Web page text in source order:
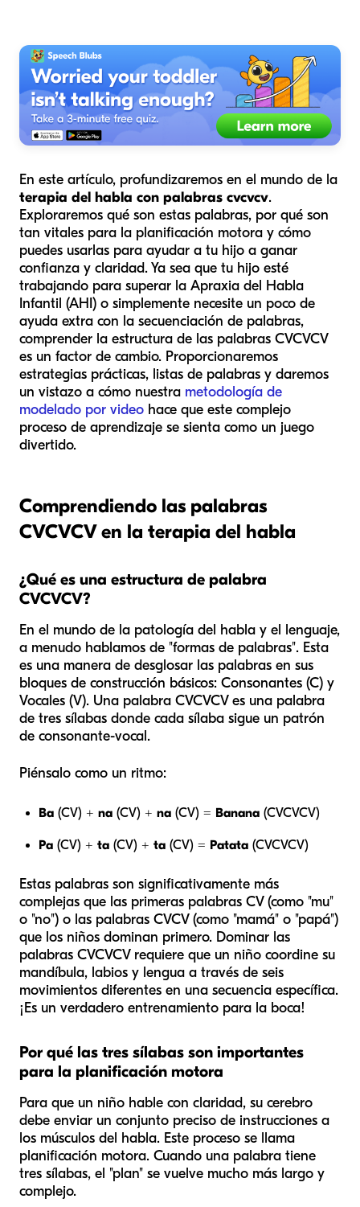
En este artículo, profundizaremos en el mundo de la
terapia del habla con palabras cvcvcv.
Exploraremos qué son estas palabras, por qué son
tan vitales para la planificación motora y cómo
puedes usarlas para ayudar a tu hijo a ganar
confianza y claridad. Ya sea que tu hijo esté
trabajando para superar la Apraxia del Habla
Infantil (AHI) o simplemente necesite un poco de
ayuda extra con la secuenciación de palabras,
comprender la estructura de las palabras CVCVCV
es un factor de cambio. Proporcionaremos
estrategias prácticas, listas de palabras y daremos
un vistazo a cómo nuestra metodología de
modelado por video hace que este complejo
proceso de aprendizaje se sienta como un juego
divertido.
Comprendiendo las palabras
CVCVCV en la terapia del habla
¿Qué es una estructura de palabra
CVCVCV?
En el mundo de la patología del habla y el lenguaje,
a menudo hablamos de "formas de palabras". Esta
es una manera de desglosar las palabras en sus
bloques de construcción básicos: Consonantes (C) y
Vocales (V). Una palabra CVCVCV es una palabra
de tres sílabas donde cada sílaba sigue un patrón
de consonante-vocal.
Piénsalo como un ritmo:
Ba (CV) + na (CV) + na (CV) = Banana (CVCVCV)
Pa (CV) + ta (CV) + ta (CV) = Patata (CVCVCV)
Estas palabras son significativamente más
complejas que las primeras palabras CV (como "mu"
o "no") o las palabras CVCV (como "mamá" o "papá")
que los niños dominan primero. Dominar las
palabras CVCVCV requiere que un niño coordine su
mandíbula, labios y lengua a través de seis
movimientos diferentes en una secuencia específica.
¡Es un verdadero entrenamiento para la boca!
Por qué las tres sílabas son importantes
para la planificación motora
Para que un niño hable con claridad, su cerebro
debe enviar un conjunto preciso de instrucciones a
los músculos del habla. Este proceso se llama
planificación motora. Cuando una palabra tiene
tres sílabas, el "plan" se vuelve mucho más largo y
complejo.